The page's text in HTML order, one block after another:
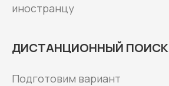
иностранцу
ДИСТАНЦИОННЫЙ ПОИСК
Подготовим вариант